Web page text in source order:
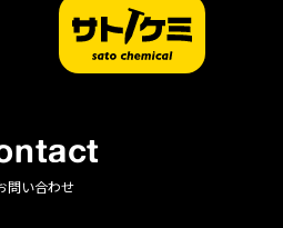
問い合わせ